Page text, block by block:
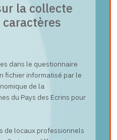
la collecte
caractères
dans le questionnaire
fichier informatisé par le
de la
du Pays des Ecrins pour
de locaux professionnels